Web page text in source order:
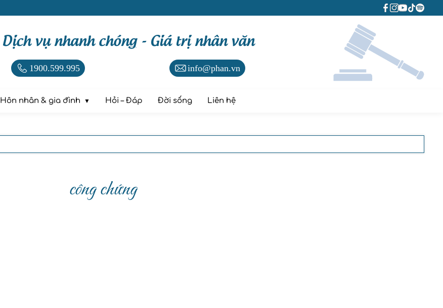
Dịch vụ nhanh chóng - Giá trị nhân văn
1900.599.995 info@phan.vn
Hôn nhân & gia đình Hỏi – Đáp Đời sống Liên hệ
công chứng